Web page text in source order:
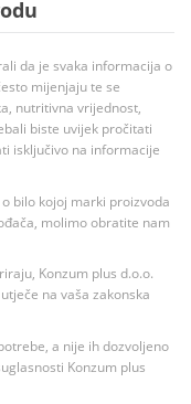
da je svaka informacija o
mijenjaju te se
nutritivna vrijednost,
biste uvijek pročitati
isključivo na informacije
bilo kojoj marki proizvoda
molimo obratite nam
Konzum plus d.o.o.
na vaša zakonska
a nije ih dozvoljeno
Konzum plus